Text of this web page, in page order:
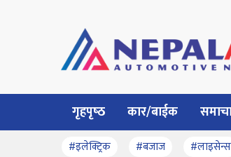
गृहपृष्‍ठ कार/बाईक
#इलेक्ट्रिक #बजाज #लाइसेन्स